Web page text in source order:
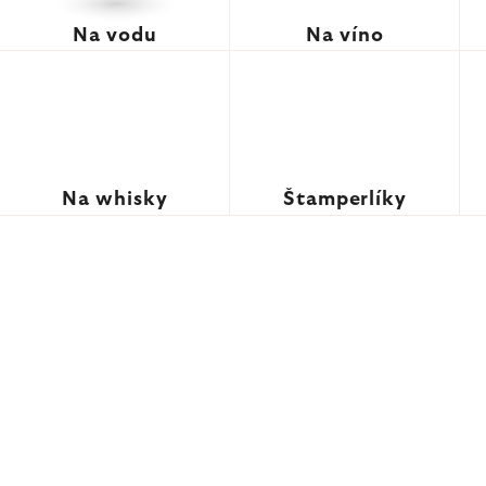
Na vodu Na víno
Na whisky Štamperlíky